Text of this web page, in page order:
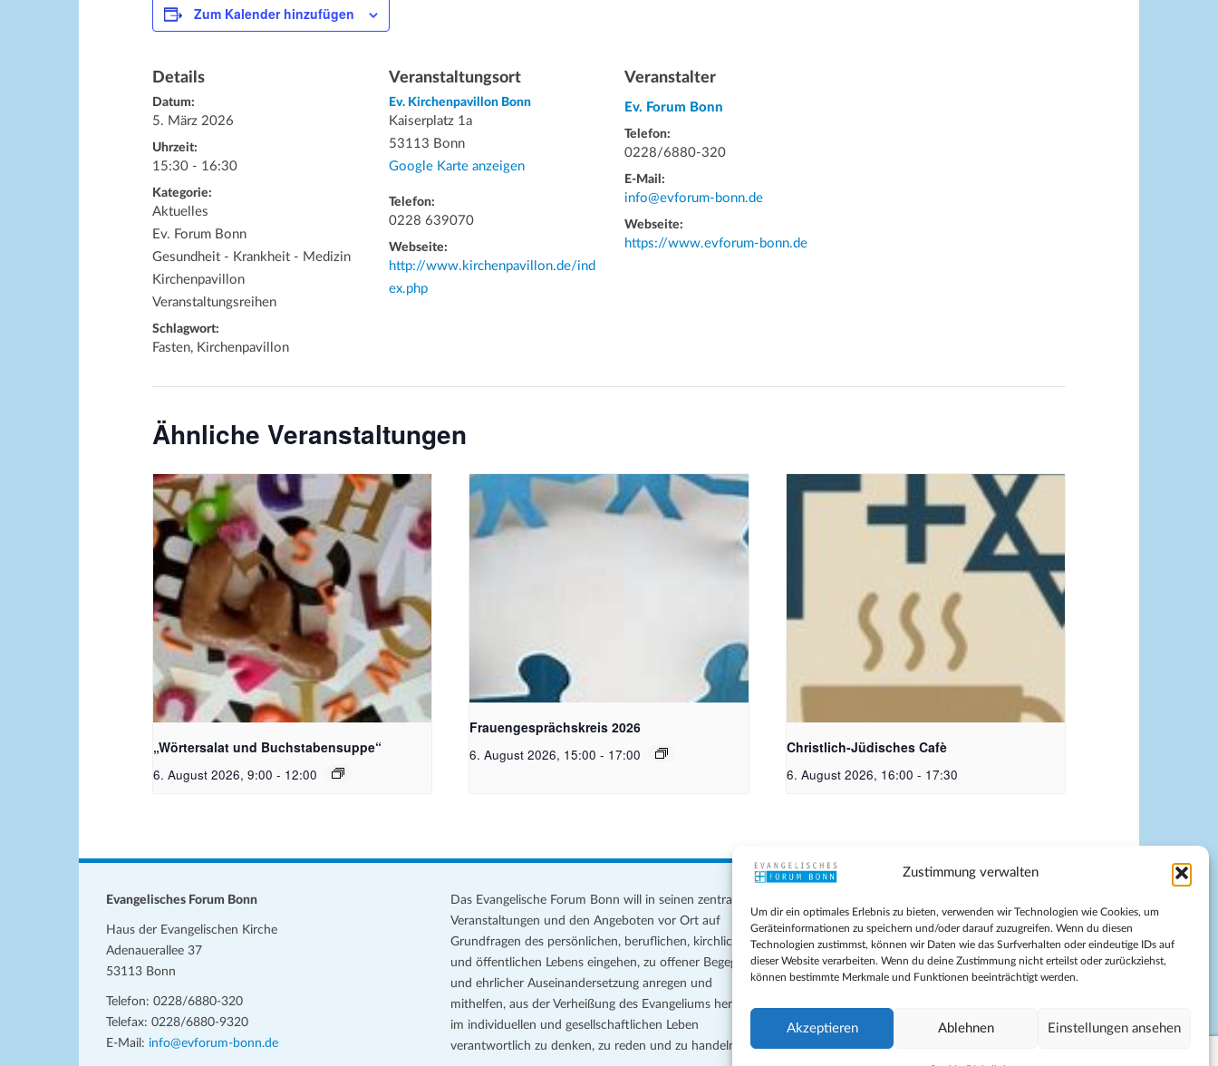
Zustimmung verwalten
Um dir ein optimales Erlebnis zu bieten, verwenden wir Technologien wie Cookies, um
Geräteinformationen zu speichern und/oder darauf zuzugreifen. Wenn du diesen
Technologien zustimmst, können wir Daten wie das Surfverhalten oder eindeutige IDs auf
dieser Website verarbeiten. Wenn du deine Zustimmung nicht erteilst oder zurückziehst,
können bestimmte Merkmale und Funktionen beeinträchtigt werden.
Akzeptieren Ablehnen Einstellungen ansehen
Zum Kalender hinzufügen
Details
Datum:
5. März 2026
Uhrzeit:
15:30 - 16:30
Kategorie:
Aktuelles
Ev. Forum Bonn
Gesundheit - Krankheit - Medizin
Kirchenpavillon
Veranstaltungsreihen
Schlagwort:
Fasten, Kirchenpavillon
Veranstaltungsort
Ev. Kirchenpavillon Bonn
Kaiserplatz 1a
53113 Bonn
Google Karte anzeigen
Telefon:
0228 639070
Webseite:
http://www.kirchenpavillon.de/ind
ex.php
Veranstalter
Ev. Forum Bonn
Telefon:
0228/6880-320
E-Mail:
info@evforum-bonn.de
Webseite:
https://www.evforum-bonn.de
Ähnliche Veranstaltungen
Bildquelle_ Pixabay Free_Christoph
Meinersmann
„Wörtersalat und Buchstabensuppe“
6. August 2026, 9:00 - 12:00
Bildquelle Pixabay
Frauengesprächskreis 2026
6. August 2026, 15:00 - 17:00
Christlich-Jüdisches Cafe | Bildquelle: KI
Christlich-Jüdisches Cafè
6. August 2026, 16:00 - 17:30
Evangelisches Forum Bonn
Haus der Evangelischen Kirche
Adenauerallee 37
53113 Bonn
Telefon: 0228/6880-320
Telefax: 0228/6880-9320
E-Mail: info@evforum-bonn.de
Das Evangelische Forum Bonn will in seinen zentralen
Veranstaltungen und den Angeboten vor Ort auf
Grundfragen des persönlichen, beruflichen, kirchlichen
und öffentlichen Lebens eingehen, zu offener Begegnung
und ehrlicher Auseinandersetzung anregen und
mithelfen, aus der Verheißung des Evangeliums heraus
im individuellen und gesellschaftlichen Leben
verantwortlich zu denken, zu reden und zu handeln.
Datenschutz
Teilnahmebedingungen
Evangelische Kirche in Bonn
Cookie-Richtlinie (EU)